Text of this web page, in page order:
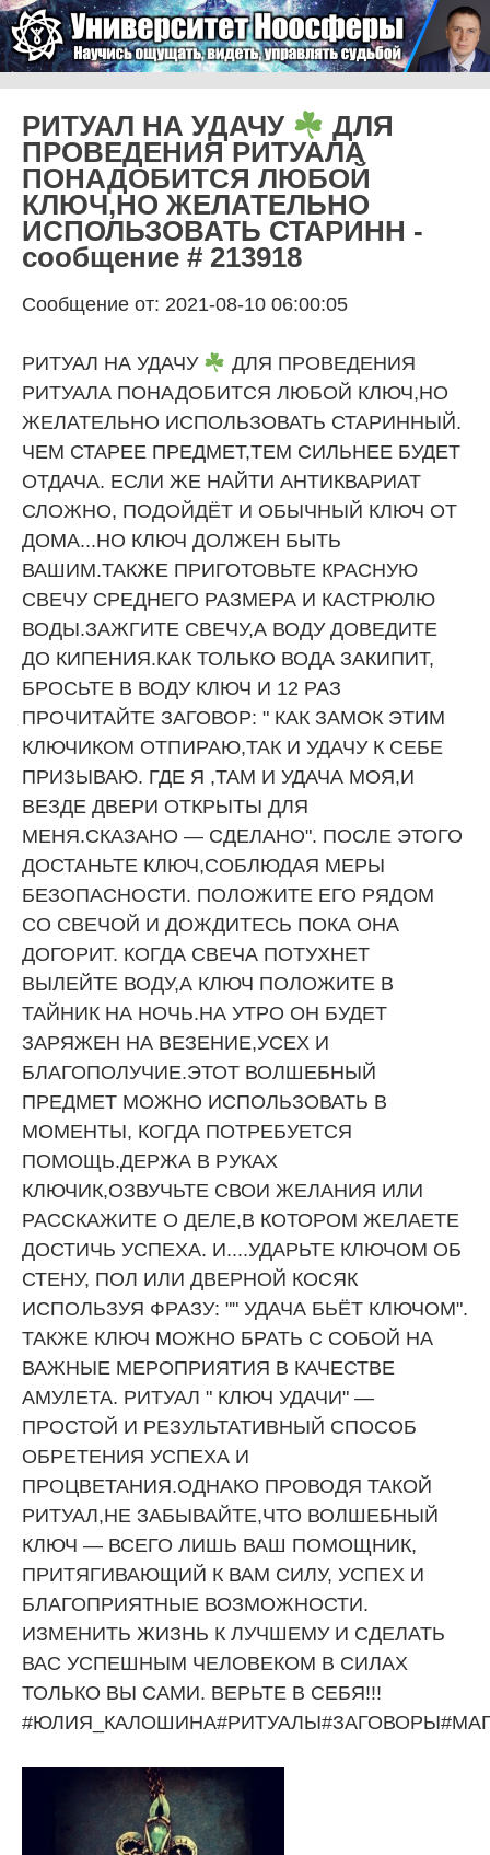
Университет Ноосферы
РИТУАЛ НА УДАЧУ
ДЛЯ
ПРОВЕДЕНИЯ РИТУАЛА
ПОНАДОБИТСЯ ЛЮБОЙ
КЛЮЧ,НО ЖЕЛАТЕЛЬНО
ИСПОЛЬЗОВАТЬ СТАРИНН -
сообщение # 213918
Сообщение от: 2021-08-10 06:00:05
РИТУАЛ НА УДАЧУ
ДЛЯ ПРОВЕДЕНИЯ
РИТУАЛА ПОНАДОБИТСЯ ЛЮБОЙ КЛЮЧ,НО
ЖЕЛАТЕЛЬНО ИСПОЛЬЗОВАТЬ СТАРИННЫЙ.
ЧЕМ СТАРЕЕ ПРЕДМЕТ,ТЕМ СИЛЬНЕЕ БУДЕТ
ОТДАЧА. ЕСЛИ ЖЕ НАЙТИ АНТИКВАРИАТ
СЛОЖНО, ПОДОЙДЁТ И ОБЫЧНЫЙ КЛЮЧ ОТ
ДОМА...НО КЛЮЧ ДОЛЖЕН БЫТЬ
ВАШИМ.ТАКЖЕ ПРИГОТОВЬТЕ КРАСНУЮ
СВЕЧУ СРЕДНЕГО РАЗМЕРА И КАСТРЮЛЮ
ВОДЫ.ЗАЖГИТЕ СВЕЧУ,А ВОДУ ДОВЕДИТЕ
ДО КИПЕНИЯ.КАК ТОЛЬКО ВОДА ЗАКИПИТ,
БРОСЬТЕ В ВОДУ КЛЮЧ И 12 РАЗ
ПРОЧИТАЙТЕ ЗАГОВОР: " КАК ЗАМОК ЭТИМ
КЛЮЧИКОМ ОТПИРАЮ,ТАК И УДАЧУ К СЕБЕ
ПРИЗЫВАЮ. ГДЕ Я ,ТАМ И УДАЧА МОЯ,И
ВЕЗДЕ ДВЕРИ ОТКРЫТЫ ДЛЯ
МЕНЯ.СКАЗАНО — СДЕЛАНО". ПОСЛЕ ЭТОГО
ДОСТАНЬТЕ КЛЮЧ,СОБЛЮДАЯ МЕРЫ
БЕЗОПАСНОСТИ. ПОЛОЖИТЕ ЕГО РЯДОМ
СО СВЕЧОЙ И ДОЖДИТЕСЬ ПОКА ОНА
ДОГОРИТ. КОГДА СВЕЧА ПОТУХНЕТ
ВЫЛЕЙТЕ ВОДУ,А КЛЮЧ ПОЛОЖИТЕ В
ТАЙНИК НА НОЧЬ.НА УТРО ОН БУДЕТ
ЗАРЯЖЕН НА ВЕЗЕНИЕ,УСЕХ И
БЛАГОПОЛУЧИЕ.ЭТОТ ВОЛШЕБНЫЙ
ПРЕДМЕТ МОЖНО ИСПОЛЬЗОВАТЬ В
МОМЕНТЫ, КОГДА ПОТРЕБУЕТСЯ
ПОМОЩЬ.ДЕРЖА В РУКАХ
КЛЮЧИК,ОЗВУЧЬТЕ СВОИ ЖЕЛАНИЯ ИЛИ
РАССКАЖИТЕ О ДЕЛЕ,В КОТОРОМ ЖЕЛАЕТЕ
ДОСТИЧЬ УСПЕХА. И....УДАРЬТЕ КЛЮЧОМ ОБ
СТЕНУ, ПОЛ ИЛИ ДВЕРНОЙ КОСЯК
ИСПОЛЬЗУЯ ФРАЗУ: "" УДАЧА БЬЁТ КЛЮЧОМ".
ТАКЖЕ КЛЮЧ МОЖНО БРАТЬ С СОБОЙ НА
ВАЖНЫЕ МЕРОПРИЯТИЯ В КАЧЕСТВЕ
АМУЛЕТА. РИТУАЛ " КЛЮЧ УДАЧИ" —
ПРОСТОЙ И РЕЗУЛЬТАТИВНЫЙ СПОСОБ
ОБРЕТЕНИЯ УСПЕХА И
ПРОЦВЕТАНИЯ.ОДНАКО ПРОВОДЯ ТАКОЙ
РИТУАЛ,НЕ ЗАБЫВАЙТЕ,ЧТО ВОЛШЕБНЫЙ
КЛЮЧ — ВСЕГО ЛИШЬ ВАШ ПОМОЩНИК,
ПРИТЯГИВАЮЩИЙ К ВАМ СИЛУ, УСПЕХ И
БЛАГОПРИЯТНЫЕ ВОЗМОЖНОСТИ.
ИЗМЕНИТЬ ЖИЗНЬ К ЛУЧШЕМУ И СДЕЛАТЬ
ВАС УСПЕШНЫМ ЧЕЛОВЕКОМ В СИЛАХ
ТОЛЬКО ВЫ САМИ. ВЕРЬТЕ В СЕБЯ!!!